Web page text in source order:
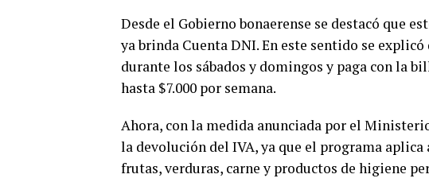
Desde el Gobierno bonaerense se destacó que
ya brinda Cuenta DNI. En este sentido se
durante los sábados y domingos y paga con la
hasta $7.000 por semana.
Ahora, con la medida anunciada por el
la devolución del IVA, ya que el programa
frutas, verduras, carne y productos de higiene